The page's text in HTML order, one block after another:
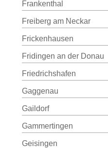
Frankenthal
Freiberg am Neckar
Frickenhausen
Fridingen an der Donau
Friedrichshafen
Gaggenau
Gaildorf
Gammertingen
Geisingen